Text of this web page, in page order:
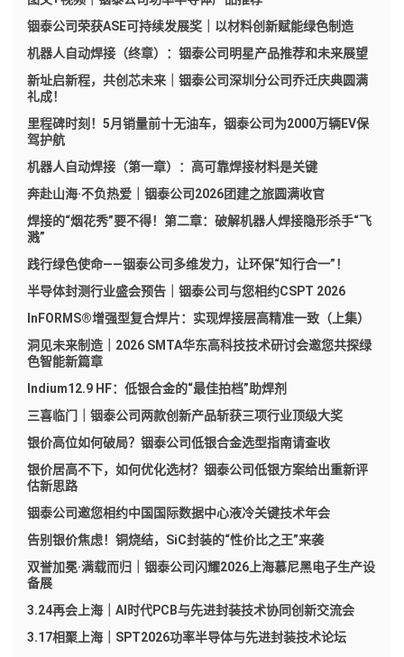
铟泰公司荣获ASE可持续发展奖｜以材料创新赋能绿色制造
机器人自动焊接（终章）：铟泰公司明星产品推荐和未来展望
新址启新程，共创芯未来｜铟泰公司深圳分公司乔迁庆典圆满
礼成！
里程碑时刻！5月销量前十无油车，铟泰公司为2000万辆EV保
驾护航
机器人自动焊接（第一章）：高可靠焊接材料是关键
奔赴山海·不负热爱｜铟泰公司2026团建之旅圆满收官
焊接的“烟花秀”要不得！第二章：破解机器人焊接隐形杀手“飞
溅”
践行绿色使命——铟泰公司多维发力，让环保“知行合一”！
半导体封测行业盛会预告｜铟泰公司与您相约CSPT 2026
InFORMS®增强型复合焊片：实现焊接层高精准一致（上集）
洞见未来制造｜2026 SMTA华东高科技技术研讨会邀您共探绿
色智能新篇章
Indium12.9 HF：低银合金的“最佳拍档”助焊剂
三喜临门｜铟泰公司两款创新产品斩获三项行业顶级大奖
银价高位如何破局？铟泰公司低银合金选型指南请查收
银价居高不下，如何优化选材？铟泰公司低银方案给出重新评
估新思路
铟泰公司邀您相约中国国际数据中心液冷关键技术年会
告别银价焦虑！铜烧结，SiC封装的“性价比之王”来袭
双誉加冕·满载而归｜铟泰公司闪耀2026上海慕尼黑电子生产设
备展
3.24再会上海｜AI时代PCB与先进封装技术协同创新交流会
3.17相聚上海｜SPT2026功率半导体与先进封装技术论坛